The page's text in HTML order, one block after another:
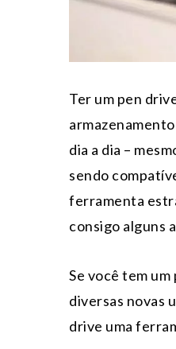
Ter um pen
dia a dia –
sendo
ferramenta
consigo alguns
Se você tem
diversas novas
drive uma